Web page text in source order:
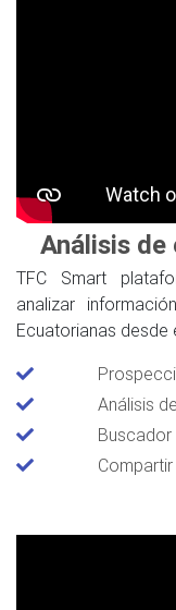
Análisis de
TFC Smart
analizar
Ecuatorianas desde
Análisis